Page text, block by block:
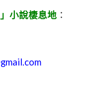
小說棲息地 ：